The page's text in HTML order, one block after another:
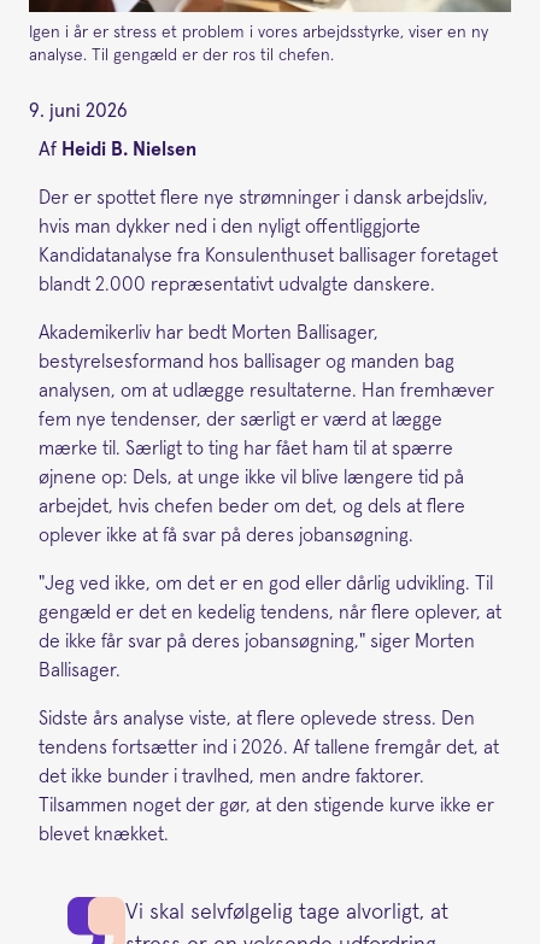
Igen i år er stress et problem i vores arbejdsstyrke, viser en ny
analyse. Til gengæld er der ros til chefen.
9. juni 2026
Af Heidi B. Nielsen
Der er spottet flere nye strømninger i dansk arbejdsliv,
hvis man dykker ned i den nyligt offentliggjorte
Kandidatanalyse fra Konsulenthuset ballisager foretaget
blandt 2.000 repræsentativt udvalgte danskere.
Akademikerliv har bedt Morten Ballisager,
bestyrelsesformand hos ballisager og manden bag
analysen, om at udlægge resultaterne. Han fremhæver
fem nye tendenser, der særligt er værd at lægge
mærke til. Særligt to ting har fået ham til at spærre
øjnene op: Dels, at unge ikke vil blive længere tid på
arbejdet, hvis chefen beder om det, og dels at flere
oplever ikke at få svar på deres jobansøgning.
"Jeg ved ikke, om det er en god eller dårlig udvikling. Til
gengæld er det en kedelig tendens, når flere oplever, at
de ikke får svar på deres jobansøgning," siger Morten
Ballisager.
Sidste års analyse viste, at flere oplevede stress. Den
tendens fortsætter ind i 2026. Af tallene fremgår det, at
det ikke bunder i travlhed, men andre faktorer.
Tilsammen noget der gør, at den stigende kurve ikke er
blevet knækket.
Vi skal selvfølgelig tage alvorligt, at